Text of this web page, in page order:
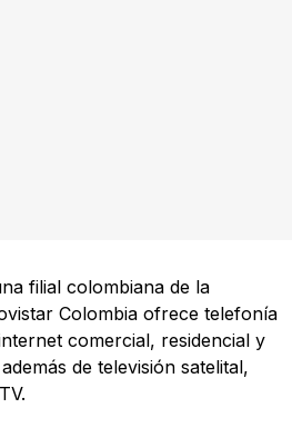
filial colombiana de la
Colombia ofrece telefonía
comercial, residencial y
de televisión satelital,